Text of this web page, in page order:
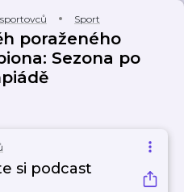
Sport
poraženého
Sezona po
si podcast